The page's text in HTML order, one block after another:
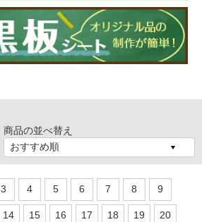
商品の並べ替え
3 4 5 6 7 8 9
14 15 16 17 18 19 20